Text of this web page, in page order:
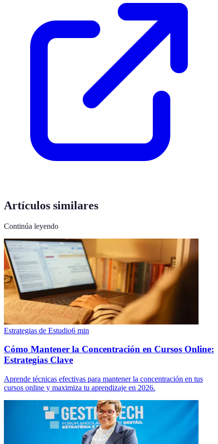
Artículos similares
Continúa leyendo
Estrategias de Estudio6 min
Cómo Mantener la Concentración en Cursos Online:
Estrategias Clave
Aprende técnicas efectivas para mantener la concentración en tus
cursos online y maximiza tu aprendizaje en 2026.